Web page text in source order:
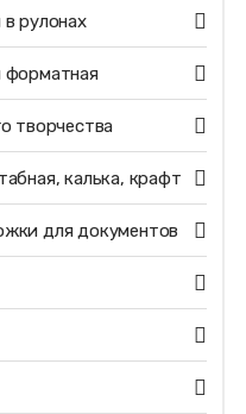
рулонах
форматная
творчества
калька, крафт
для документов